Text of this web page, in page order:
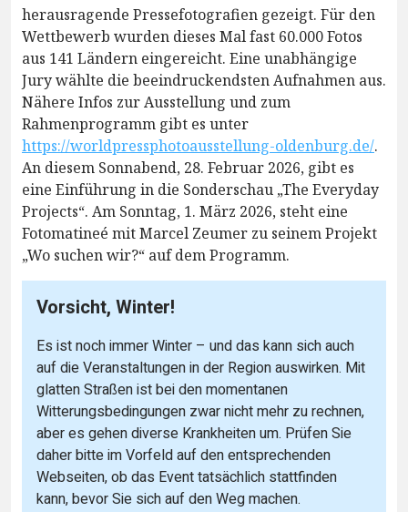
herausragende Pressefotografien gezeigt. Für den
Wettbewerb wurden dieses Mal fast 60.000 Fotos
aus 141 Ländern eingereicht. Eine unabhängige
Jury wählte die beeindruckendsten Aufnahmen aus.
Nähere Infos zur Ausstellung und zum
Rahmenprogramm gibt es unter
https://worldpressphotoausstellung-oldenburg.de/.
An diesem Sonnabend, 28. Februar 2026, gibt es
eine Einführung in die Sonderschau „The Everyday
Projects“. Am Sonntag, 1. März 2026, steht eine
Fotomatineé mit Marcel Zeumer zu seinem Projekt
„Wo suchen wir?“ auf dem Programm.
Vorsicht, Winter!
Es ist noch immer Winter – und das kann sich auch
auf die Veranstaltungen in der Region auswirken. Mit
glatten Straßen ist bei den momentanen
Witterungsbedingungen zwar nicht mehr zu rechnen,
aber es gehen diverse Krankheiten um. Prüfen Sie
daher bitte im Vorfeld auf den entsprechenden
Webseiten, ob das Event tatsächlich stattfinden
kann, bevor Sie sich auf den Weg machen.